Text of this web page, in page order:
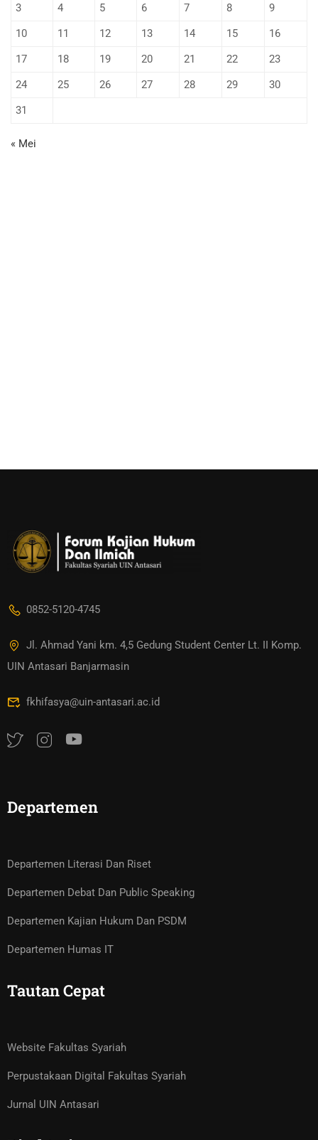
3
4 5 6 7 8
9
10
11 12 13 14 15
16
17
18 19 20 21 22
23
24
25 26 27 28 29
30
31
« Mei
0852-5120-4745
Jl. Ahmad Yani km. 4,5 Gedung Student Center Lt. II Komp.
UIN Antasari Banjarmasin
fkhifasya@uin-antasari.ac.id
Departemen
Departemen Literasi Dan Riset
Departemen Debat Dan Public Speaking
Departemen Kajian Hukum Dan PSDM
Departemen Humas IT
Tautan Cepat
Website Fakultas Syariah
Perpustakaan Digital Fakultas Syariah
Jurnal UIN Antasari